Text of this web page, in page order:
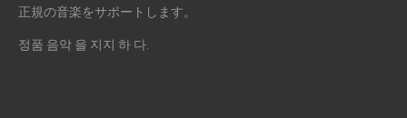
正規の音楽をサポートします。
정품 음악 을 지지 하 다.